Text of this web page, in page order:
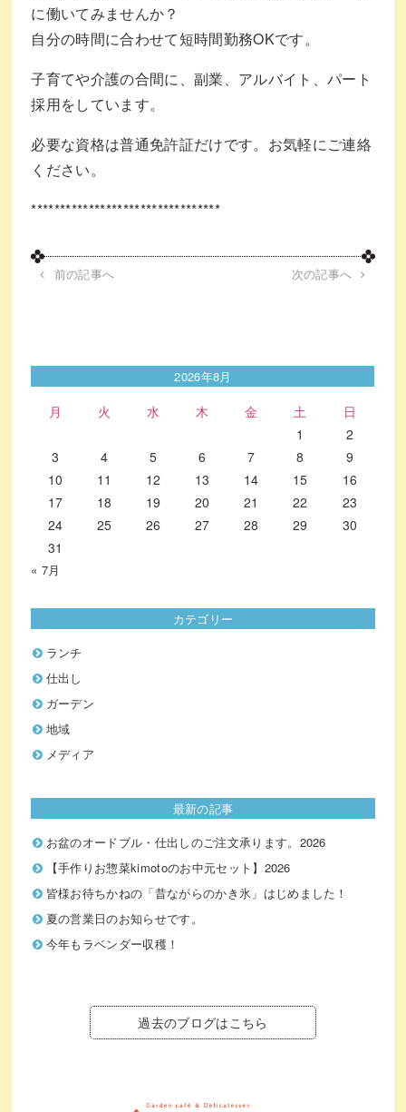
に働いてみませんか？
自分の時間に合わせて短時間勤務OKです。
子育てや介護の合間に、副業、アルバイト、パート
採用をしています。
必要な資格は普通免許証だけです。お気軽にご連絡
ください。
*********************************
前の記事へ 次の記事へ
2026年8月
月 火 水 木 金 土
日
1
2
3
4 5 6 7 8
9
10
11 12 13 14 15
16
17
18 19 20 21 22
23
24
25 26 27 28 29
30
31
« 7月
カテゴリー
ランチ
仕出し
ガーデン
地域
メディア
最新の記事
お盆のオードブル・仕出しのご注文承ります。2026
【手作りお惣菜kimotoのお中元セット】2026
皆様お待ちかねの「昔ながらのかき氷」はじめました！
夏の営業日のお知らせです。
今年もラベンダー収穫！
過去のブログはこちら